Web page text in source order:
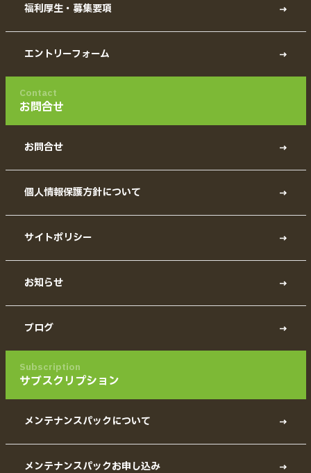
福利厚生・募集要項
エントリーフォーム
Contact
お問合せ
お問合せ
個人情報保護方針について
サイトポリシー
お知らせ
ブログ
Subscription
サブスクリプション
メンテナンスパックについて
メンテナンスパックお申し込み